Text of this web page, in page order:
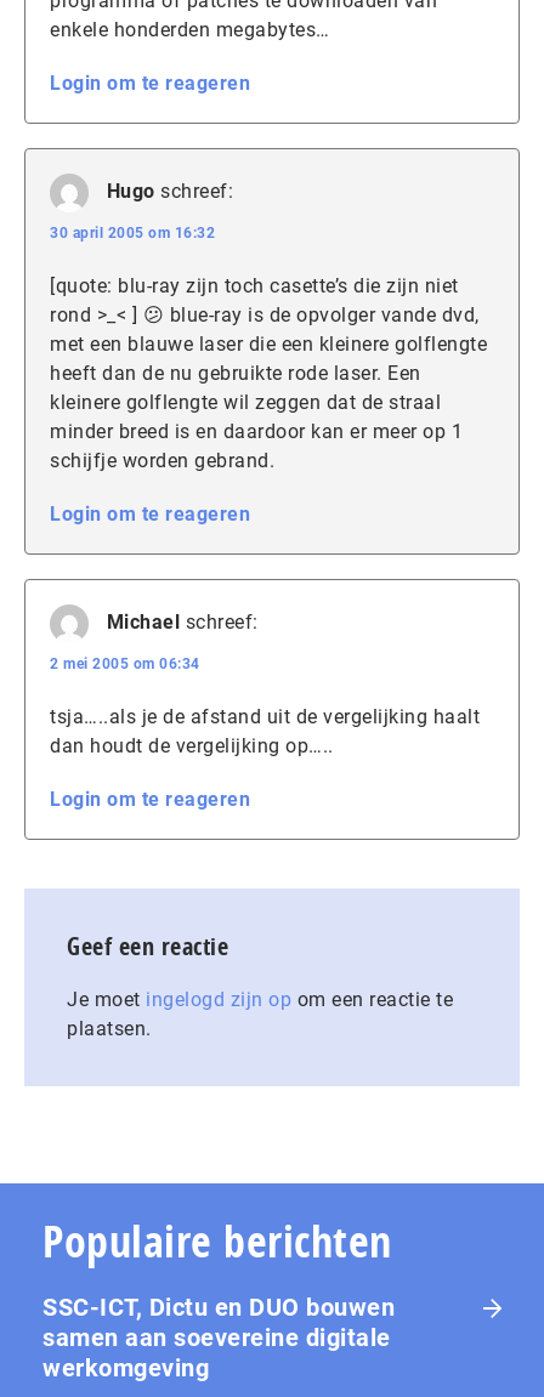
enkele honderden megabytes…
Login om te reageren
Hugo schreef:
30 april 2005 om 16:32
[quote: blu-ray zijn toch casette’s die zijn niet
rond >_< ] 😕 blue-ray is de opvolger vande dvd,
met een blauwe laser die een kleinere golflengte
heeft dan de nu gebruikte rode laser. Een
kleinere golflengte wil zeggen dat de straal
minder breed is en daardoor kan er meer op 1
schijfje worden gebrand.
Login om te reageren
Michael schreef:
2 mei 2005 om 06:34
tsja…..als je de afstand uit de vergelijking haalt
dan houdt de vergelijking op…..
Login om te reageren
Geef een reactie
Je moet ingelogd zijn op om een reactie te
plaatsen.
Populaire berichten
SSC-ICT, Dictu en DUO bouwen
samen aan soevereine digitale
werkomgeving